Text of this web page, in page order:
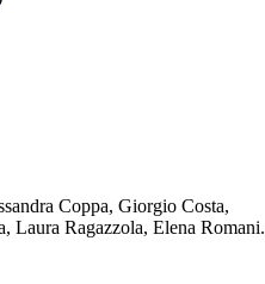
Coppa, Giorgio Costa,
Laura Ragazzola, Elena Romani.